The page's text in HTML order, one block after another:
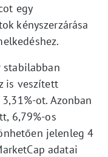
egy
kényszerzárása
stabilabban
is veszített
ot. Azonban
6,79%-os
jelenleg 4
adatai